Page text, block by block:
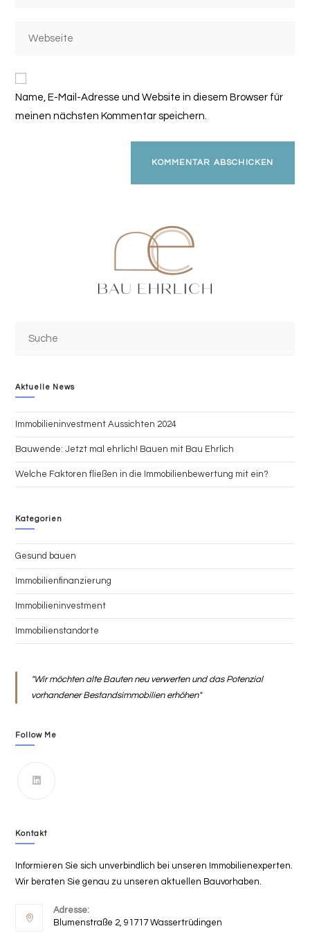
Kommentieren
Mail-
Kommentieren
ein
URL
ein
(optional)
Name, E-Mail-Adresse und Website in diesem Browser für
meinen nächsten Kommentar speichern.
Aktuelle News
Immobilieninvestment Aussichten 2024
Bauwende: Jetzt mal ehrlich! Bauen mit Bau Ehrlich
Welche Faktoren fließen in die Immobilienbewertung mit ein?
Kategorien
Gesund bauen
Immobilienfinanzierung
Immobilieninvestment
Immobilienstandorte
"Wir möchten alte Bauten neu verwerten und das Potenzial
vorhandener Bestandsimmobilien erhöhen"
Follow Me
Kontakt
Informieren Sie sich unverbindlich bei unseren Immobilienexperten.
Wir beraten Sie genau zu unseren aktuellen Bauvorhaben.
Adresse:
Blumenstraße 2, 91717 Wassertrüdingen